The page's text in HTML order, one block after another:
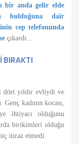
bir anda gelir elde
bulduğuna dair
cep telefonunda
çıkardı...
BIRAKTI
yıldır evliydi ve
kadının kocası,
ihtiyacı olduğunu
birikimleri olduğu
itiraz etmedi.